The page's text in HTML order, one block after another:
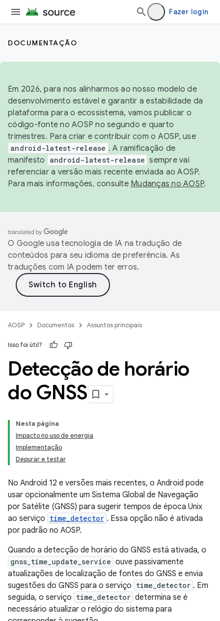
Fazer login
DOCUMENTAÇÃO
Em 2026, para nos alinharmos ao nosso modelo de
desenvolvimento estável e garantir a estabilidade da
plataforma para o ecossistema, vamos publicar o
código-fonte no AOSP no segundo e quarto
trimestres. Para criar e contribuir com o AOSP, use
android-latest-release . A ramificação de
manifesto
android-latest-release sempre vai
referenciar a versão mais recente enviada ao AOSP.
Para mais informações, consulte Mudanças no AOSP.
O Google usa tecnologia de IA na tradução de
conteúdos para seu idioma de preferência. As
traduções com IA podem ter erros.
AOSP Documentos Assuntos principais
Isso foi útil?
Detecção de horário
do GNSS
Nesta página
Impacto no uso de energia
Implementação
Depurar e testar
No Android 12 e versões mais recentes, o Android pode
usar opcionalmente um Sistema Global de Navegação
por Satélite (GNSS) para sugerir tempos de época Unix
ao serviço time_detector . Essa opção não é ativada
por padrão no AOSP.
Quando a detecção de horário do GNSS está ativada, o
gnss_time_update_service ouve passivamente
atualizações de localização de fontes do GNSS e envia
sugestões do GNSS para o serviço time_detector . Em
seguida, o serviço time_detector determina se é
necessário atualizar o relógio do sistema para